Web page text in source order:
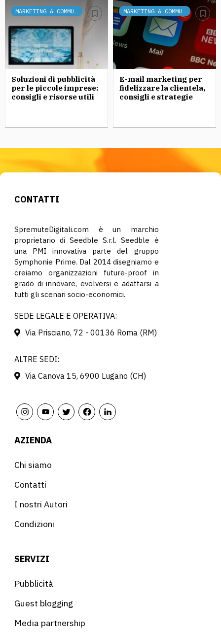
MARKETING & COMMUNICATION
Soluzioni di pubblicità
per le piccole imprese:
consigli e risorse utili
MARKETING & COMMUNICATION
E-mail marketing per
fidelizzare la clientela,
consigli e strategie
CONTATTI
SpremuteDigitali.com è un marchio
proprietario di Seedble S.r.l. Seedble è
una PMI innovativa parte del gruppo
Symphonie Prime. Dal 2014 disegniamo e
creiamo organizzazioni future-proof in
grado di innovare, evolversi e adattarsi a
tutti gli scenari socio-economici.
SEDE LEGALE E OPERATIVA:
Via Prisciano, 72 - 00136 Roma (RM)
ALTRE SEDI:
Via Canova 15, 6900 Lugano (CH)
AZIENDA
Chi siamo
Contatti
I nostri Autori
Condizioni
SERVIZI
Pubblicità
Guest blogging
Media partnership